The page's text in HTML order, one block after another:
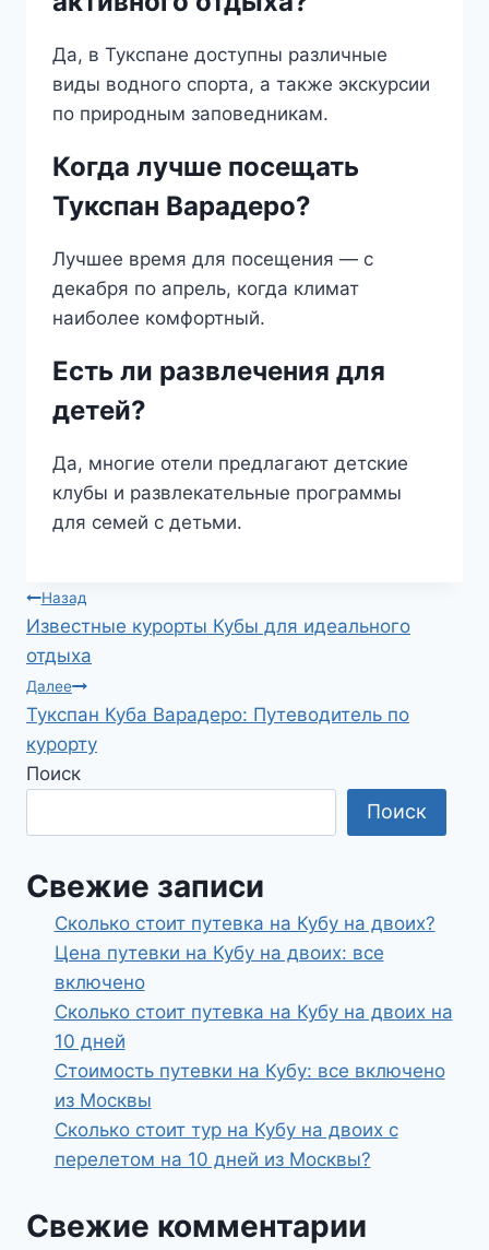
Да, в Тукспане доступны различные
виды водного спорта, а также экскурсии
по природным заповедникам.
Когда лучше посещать
Тукспан Варадеро?
Лучшее время для посещения — с
декабря по апрель, когда климат
наиболее комфортный.
Есть ли развлечения для
детей?
Да, многие отели предлагают детские
клубы и развлекательные программы
для семей с детьми.
Навигация
по
записям
Назад
Известные курорты Кубы для идеального
отдыха
Далее
Тукспан Куба Варадеро: Путеводитель по
курорту
Поиск
Поиск
Свежие записи
Сколько стоит путевка на Кубу на двоих?
Цена путевки на Кубу на двоих: все
включено
Сколько стоит путевка на Кубу на двоих на
10 дней
Стоимость путевки на Кубу: все включено
из Москвы
Сколько стоит тур на Кубу на двоих с
перелетом на 10 дней из Москвы?
Свежие комментарии